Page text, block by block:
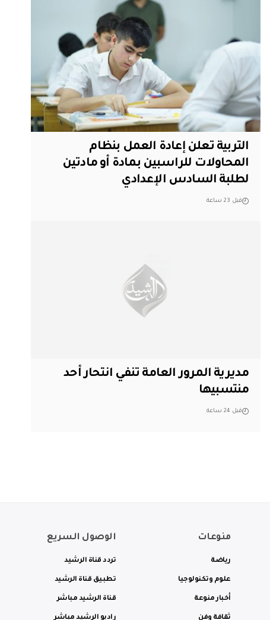
التربية تعلن إعادة العمل بنظام
المحاولات للراسبين بمادة أو مادتين
لطلبة السادس الإعدادي
قبل 23 ساعة
مديرية المرور العامة تنفي انتحار أحد
منتسبيها
قبل 24 ساعة
منوعات
رياضة
علوم وتكنولوجيا
أخبار منوعة
ثقافة وفن
الوصول السريع
تردد قناة الرشيد
تطبيق قناة الرشيد
قناة الرشيد مباشر
راديو الرشيد مباشر